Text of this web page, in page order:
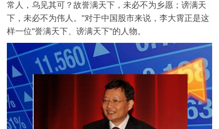
常人，乌见其可？故誉满天下，未必不为乡愿；谤满天
下，未必不为伟人。"对于中国股市来说，李大霄正是这
样一位"誉满天下、谤满天下"的人物。